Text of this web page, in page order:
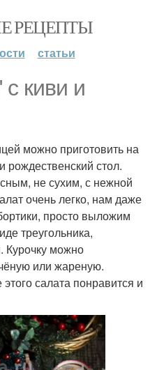
РЕЦЕПТЫ
статьи
киви и
можно приготовить на
рождественский стол.
не сухим, с нежной
очень легко, нам даже
просто выложим
треугольника,
Курочку можно
или жареную.
салата понравится и